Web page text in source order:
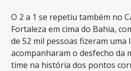
O 2 a 1 se repetiu também no
Fortaleza em cima do Bahia,
de 52 mil pessoas fizeram uma
acompanharam o desfecho da
time na história dos pontos